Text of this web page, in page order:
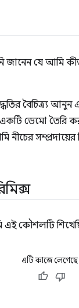
যে আমি
বৈচিত্র্য আনুন
একটি ডেমো তৈরি
নীচের সম্প্রদায়ের
এই কৌশলটি
এটি কাজে